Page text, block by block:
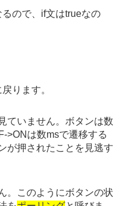
ので、if文はtrueなの
ります。
ていません。ボタンは数
>ONは数msで遷移する
が押されたことを見逃す
。このようにボタンの状